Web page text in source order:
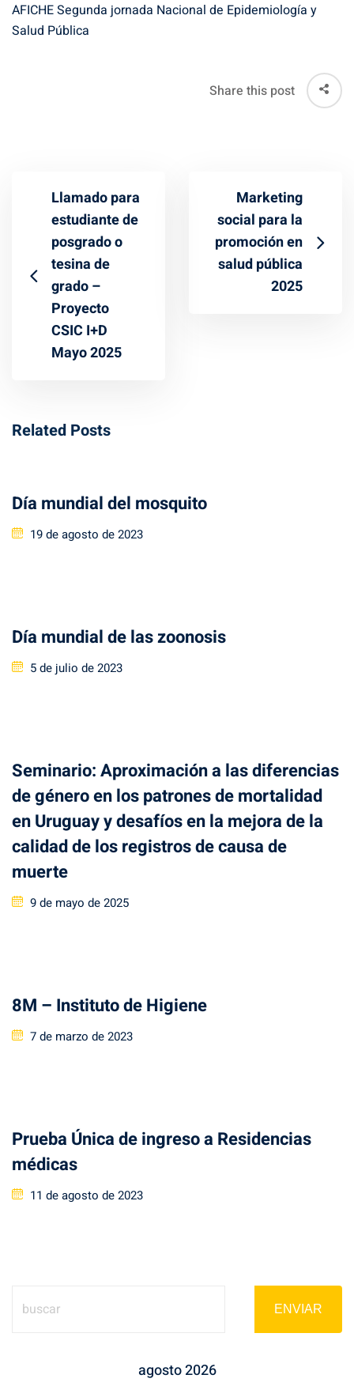
AFICHE Segunda jornada Nacional de Epidemiología y
Salud Pública
Share this post
Llamado para
estudiante de
posgrado o
tesina de
grado –
Proyecto
CSIC I+D
Mayo 2025
Marketing
social para la
promoción en
salud pública
2025
Related Posts
Día mundial del mosquito
Posted
19 de agosto de 2023
Día mundial de las zoonosis
Posted
5 de julio de 2023
Seminario: Aproximación a las diferencias
de género en los patrones de mortalidad
en Uruguay y desafíos en la mejora de la
calidad de los registros de causa de
muerte
Posted
9 de mayo de 2025
8M – Instituto de Higiene
Posted
7 de marzo de 2023
Prueba Única de ingreso a Residencias
médicas
Posted
11 de agosto de 2023
ENVIAR
agosto 2026